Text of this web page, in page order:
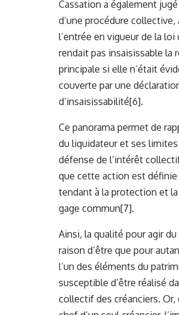
Cassation a également
d’une procédure
l’entrée en vigueur de la loi
rendait pas insaisissable la
principale si elle n’était
couverte par une
d’insaisissabilité[6].
Ce panorama permet de
du liquidateur et ses limites
défense de l’intérêt
que cette action est définie
tendant à la protection et
gage commun[7].
Ainsi, la qualité pour agir du
raison d’être que pour
l’un des éléments du
susceptible d’être réalisé
collectif des créanciers. Or,